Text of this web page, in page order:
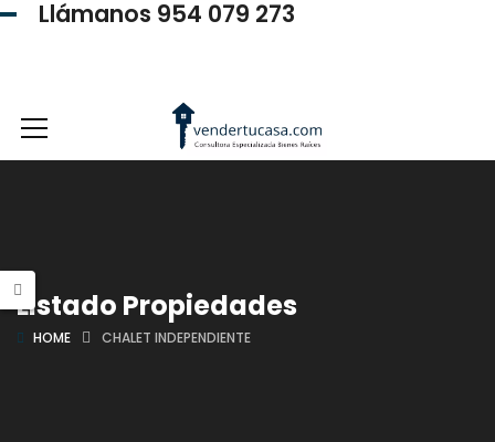
Llámanos 954 079 273
Listado Propiedades
HOME CHALET INDEPENDIENTE